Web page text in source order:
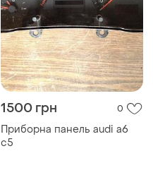
1500 грн 0
Приборна панель audi a6
c5